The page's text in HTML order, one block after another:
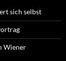
sich selbst
Wiener